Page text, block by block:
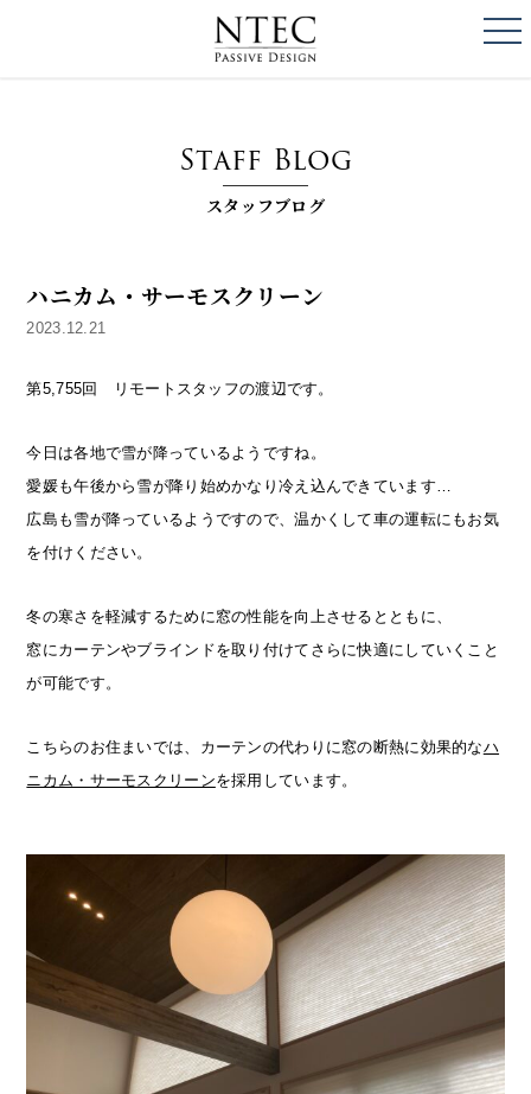
Staff Blog
スタッフブログ
ハニカム・サーモスクリーン
2023.12.21
第5,755回 リモートスタッフの渡辺です。
今日は各地で雪が降っているようですね。
愛媛も午後から雪が降り始めかなり冷え込んできています…
広島も雪が降っているようですので、温かくして車の運転にもお気
を付けください。
冬の寒さを軽減するために窓の性能を向上させるとともに、
窓にカーテンやブラインドを取り付けてさらに快適にしていくこと
が可能です。
こちらのお住まいでは、カーテンの代わりに窓の断熱に効果的なハ
ニカム・サーモスクリーンを採用しています。